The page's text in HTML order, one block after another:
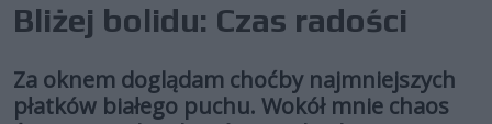
Bliżej bolidu: Czas radości
Za oknem doglądam choćby najmniejszych
płatków białego puchu. Wokół mnie chaos